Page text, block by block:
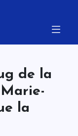
de la
la